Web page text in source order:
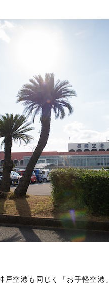
戸空港も同じく「お手軽空